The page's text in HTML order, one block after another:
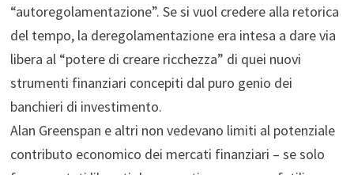
“autoregolamentazione”. Se si vuol credere alla retorica
del tempo, la deregolamentazione era intesa a dare via
libera al “potere di creare ricchezza” di quei nuovi
strumenti finanziari concepiti dal puro genio dei
banchieri di investimento.
Alan Greenspan e altri non vedevano limiti al potenziale
contributo economico dei mercati finanziari – se solo